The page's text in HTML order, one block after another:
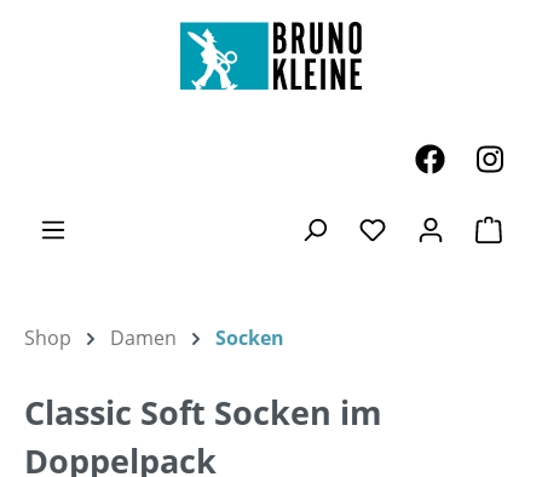
Zum Hauptinhalt springen
Du hast 0
Shop Damen Socken
Classic Soft Socken im
Doppelpack